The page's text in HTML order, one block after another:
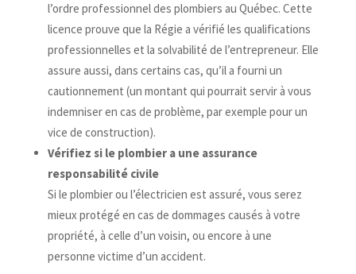
l’ordre professionnel des plombiers au Québec. Cette
licence prouve que la Régie a vérifié les qualifications
professionnelles et la solvabilité de l’entrepreneur. Elle
assure aussi, dans certains cas, qu’il a fourni un
cautionnement (un montant qui pourrait servir à vous
indemniser en cas de problème, par exemple pour un
vice de construction).
Vérifiez si le plombier a une assurance
responsabilité civile
Si le plombier ou l’électricien est assuré, vous serez
mieux protégé en cas de dommages causés à votre
propriété, à celle d’un voisin, ou encore à une
personne victime d’un accident.